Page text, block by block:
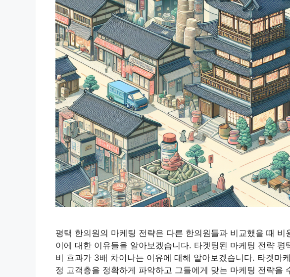
평택 한의원의 마케팅 전략은 다른 한의원들과 비교했을 때
이에 대한 이유들을 알아보겠습니다. 타겟팅된 마케팅 전략 평
비 효과가 3배 차이나는 이유에 대해 알아보겠습니다. 타겟마
정 고객층을 정확하게 파악하고 그들에게 맞는 마케팅 전략을